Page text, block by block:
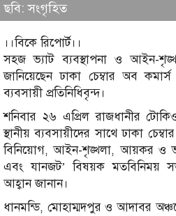
ছবি: সংগৃহিত
।।বিকে রিপোর্ট।।
সহজ ভ্যাট ব্যবস্থাপনা ও আইন-
জানিয়েছেন ঢাকা চেম্বার অব কমার্স
ব্যবসায়ী প্রতিনিধিবৃন্দ।
শনিবার ২৬ এপ্রিল রাজধানীর
স্থানীয় ব্যবসায়ীদের সাথে ঢাকা
বিনিয়োগ, আইন-শৃঙ্খলা, আয়কর ও
এবং যানজট’ বিষয়ক মতবিনিময়
আহ্বান জানান।
ধানমন্ডি, মোহাম্মদপুর ও আদাবর